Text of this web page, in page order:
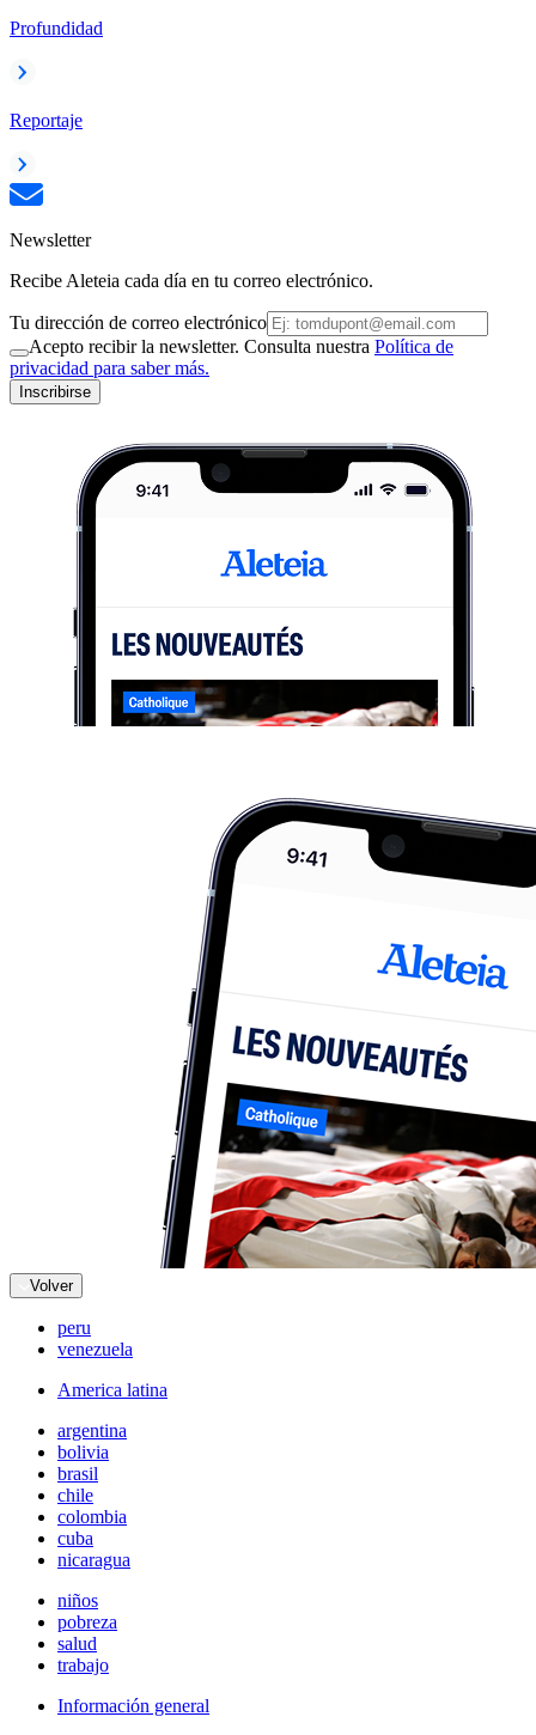
Profundidad
Reportaje
Newsletter
Recibe Aleteia cada día en tu correo electrónico.
Tu dirección de correo electrónico
Acepto recibir la newsletter. Consulta nuestra Política de
privacidad para saber más.
Inscribirse
Volver
peru
venezuela
America latina
argentina
bolivia
brasil
chile
colombia
cuba
nicaragua
niños
pobreza
salud
trabajo
Información general